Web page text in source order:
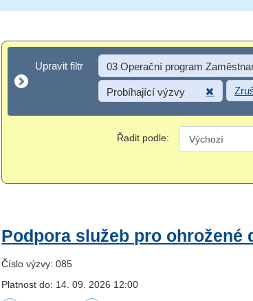
Upravit filtr
Upravit filtr 03 Operační program
Probíhající výzvy
Řadit podle:
Podpora služeb pro ohrožené
Číslo výzvy: 085
Platnost do: 14. 09. 2026 12:00